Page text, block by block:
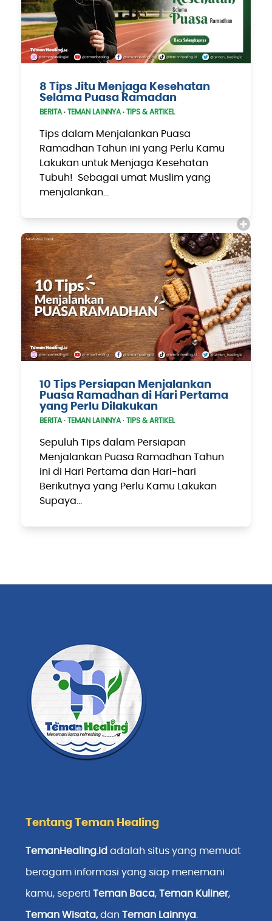
8 Tips Jitu Menjaga Kesehatan
Selama Puasa Ramadan
BERITA· TEMAN LAINNYA· TIPS & ARTIKEL
Tips dalam Menjalankan Puasa
Ramadhan Tahun ini yang Perlu Kamu
Lakukan untuk Menjaga Kesehatan
Tubuh! Sebagai umat Muslim yang
menjalankan…
10 Tips Persiapan Menjalankan
Puasa Ramadhan di Hari Pertama
yang Perlu Dilakukan
BERITA· TEMAN LAINNYA· TIPS & ARTIKEL
Sepuluh Tips dalam Persiapan
Menjalankan Puasa Ramadhan Tahun
ini di Hari Pertama dan Hari-hari
Berikutnya yang Perlu Kamu Lakukan
Supaya…
Tentang Teman Healing
TemanHealing.id adalah situs yang memuat
beragam informasi yang siap menemani
kamu, sepertiTeman Baca,Teman Kuliner,
Teman Wisata,danTeman Lainnya